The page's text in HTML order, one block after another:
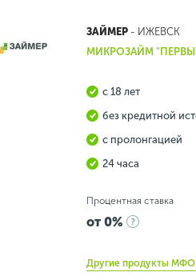
ЗАЙМЕР- ИЖЕВСК
МИКРОЗАЙМ
с 18 лет
без кредитной
с пролонгацией
24 часа
Процентная ставка
от 0%
Другие продукты МФО